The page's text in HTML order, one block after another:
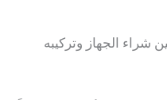
شراء الجهاز وتركيبه